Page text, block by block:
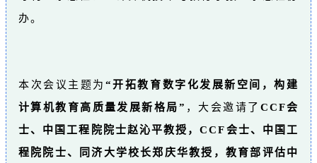
办。
本次会议主题为 “开拓教育数字化发展新空间，构建
计算机教育高质量发展新格局” ，大会邀请了 CCF会
士、 中国工程院院士赵沁平教授，CCF会士、中国工
程院院士、同济大学校长郑庆华教授，教育部评估中